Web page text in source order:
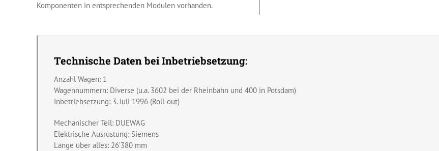
Komponenten in entsprechenden Modulen vorhanden.
Technische Daten bei Inbetriebsetzung:
Anzahl Wagen: 1
Wagennummern: Diverse (u.a. 3602 bei der Rheinbahn und 400 in Potsdam)
Inbetriebsetzung: 3. Juli 1996 (Roll-out)
Mechanischer Teil: DUEWAG
Elektrische Ausrüstung: Siemens
Länge über alles: 26’380 mm